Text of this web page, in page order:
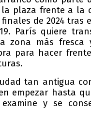
plaza frente a la
de 2024 tras
París quiere
zona más fresca
para hacer
tan antigua
empezar hasta
y se